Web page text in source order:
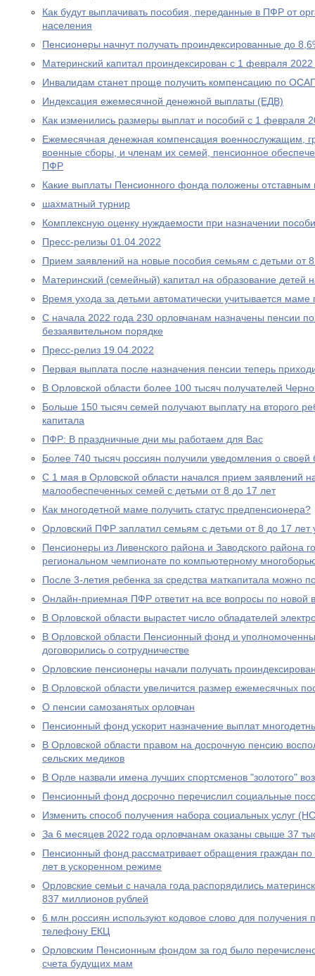
Как будут выплачивать пособия, переданные в ПФР от
населения
Пенсионеры начнут получать проиндексированные до
Материнский капитал проиндексирован с 1 февраля 2022
Инвалидам станет проще получить компенсацию по
Индексация ежемесячной денежной выплаты (ЕДВ)
Как изменились размеры выплат и пособий с 1 февраля
Ежемесячная денежная компенсация военнослужащим,
военные сборы, и членам их семей, пенсионное
ПФР
Какие выплаты Пенсионного фонда положены
шахматный турнир
Комплексную оценку нуждаемости при назначении
Пресс-релизы 01.04.2022
Прием заявлений на новые пособия семьям с детьми от
Материнский (семейный) капитал на образование детей
Время ухода за детьми автоматически учитывается
С начала 2022 года 230 орловчанам назначены пенсии
беззаявительном порядке
Пресс-релиз 19.04.2022
Первая выплата после назначения пенсии теперь
В Орловской области более 100 тысяч получателей
Больше 150 тысяч семей получают выплату на второго
капитала
ПФР: В праздничные дни мы работаем для Вас
Более 740 тысяч россиян получили уведомления о
С 1 мая в Орловской области начался прием заявлений
малообеспеченных семей с детьми от 8 до 17 лет
Как многодетной маме получить статус предпенсионера?
Орловский ПФР заплатил семьям с детьми от 8 до 17
Пенсионеры из Ливенского района и Заводского района
региональном чемпионате по компьютерному
После 3-летия ребенка за средства маткапитала можно
Онлайн-приемная ПФР ответит на все вопросы по новой
В Орловской области вырастет число обладателей
В Орловской области Пенсионный фонд и
договорились о сотрудничестве
Орловские пенсионеры начали получать
В Орловской области увеличится размер ежемесячных
О пенсии самозанятых орловчан
Пенсионный фонд ускорит назначение выплат
В Орловской области правом на досрочную пенсию
сельских медиков
В Орле назвали имена лучших спортсменов "золотого"
Пенсионный фонд досрочно перечислил социальные
Изменить способ получения набора социальных услуг
За 6 месяцев 2022 года орловчанам оказаны свыше 37
Пенсионный фонд рассматривает обращения граждан по
лет в ускоренном режиме
Орловские семьи с начала года распорядились
837 миллионов рублей
6 млн россиян используют кодовое слово для получения
телефону ЕКЦ
Орловским Пенсионным фондом за год было
счета будущих мам